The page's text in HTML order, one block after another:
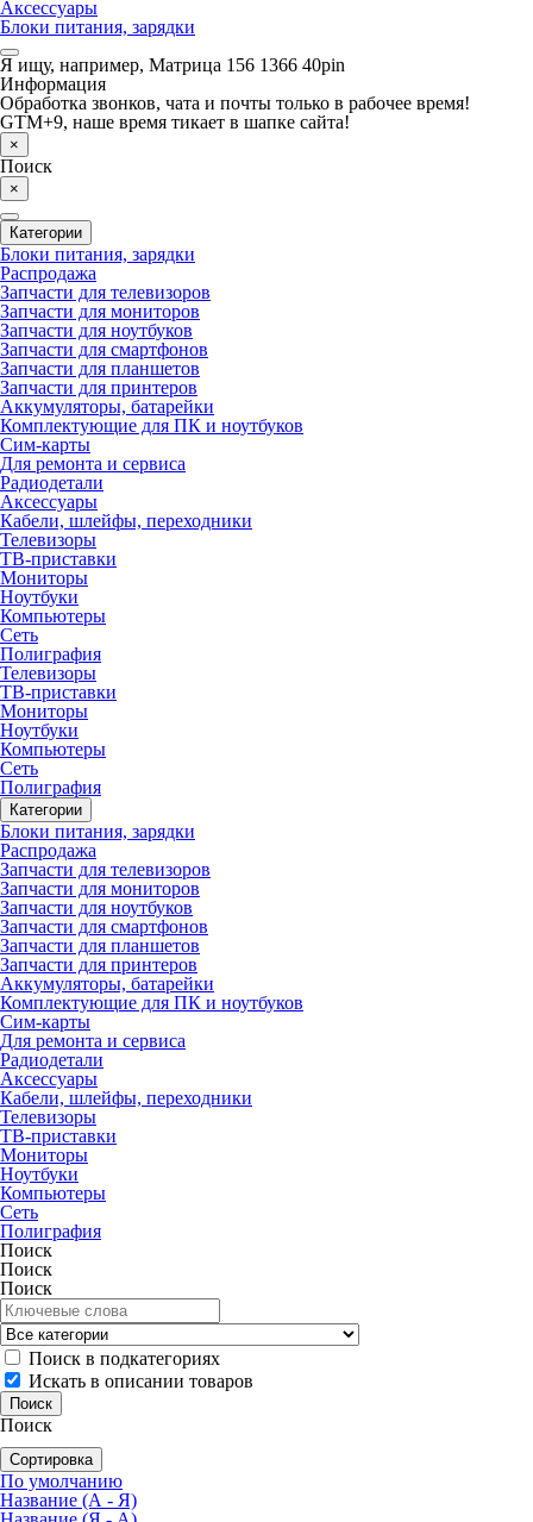
Аксессуары
Блоки питания, зарядки
Я ищу, например, Матрица 156 1366 40pin
Информация
Обработка звонков, чата и почты только в рабочее время!
GTM+9, наше время тикает в шапке сайта!
×
Поиск
×
Категории
Блоки питания, зарядки
Распродажа
Запчасти для телевизоров
Запчасти для мониторов
Запчасти для ноутбуков
Запчасти для смартфонов
Запчасти для планшетов
Запчасти для принтеров
Аккумуляторы, батарейки
Комплектующие для ПК и ноутбуков
Сим-карты
Для ремонта и сервиса
Радиодетали
Аксессуары
Кабели, шлейфы, переходники
Телевизоры
ТВ-приставки
Мониторы
Ноутбуки
Компьютеры
Сеть
Полиграфия
Телевизоры
ТВ-приставки
Мониторы
Ноутбуки
Компьютеры
Сеть
Полиграфия
Категории
Блоки питания, зарядки
Распродажа
Запчасти для телевизоров
Запчасти для мониторов
Запчасти для ноутбуков
Запчасти для смартфонов
Запчасти для планшетов
Запчасти для принтеров
Аккумуляторы, батарейки
Комплектующие для ПК и ноутбуков
Сим-карты
Для ремонта и сервиса
Радиодетали
Аксессуары
Кабели, шлейфы, переходники
Телевизоры
ТВ-приставки
Мониторы
Ноутбуки
Компьютеры
Сеть
Полиграфия
Поиск
Поиск
Поиск
Поиск в подкатегориях
Искать в описании товаров
Поиск
Сортировка
По умолчанию
Название (А - Я)